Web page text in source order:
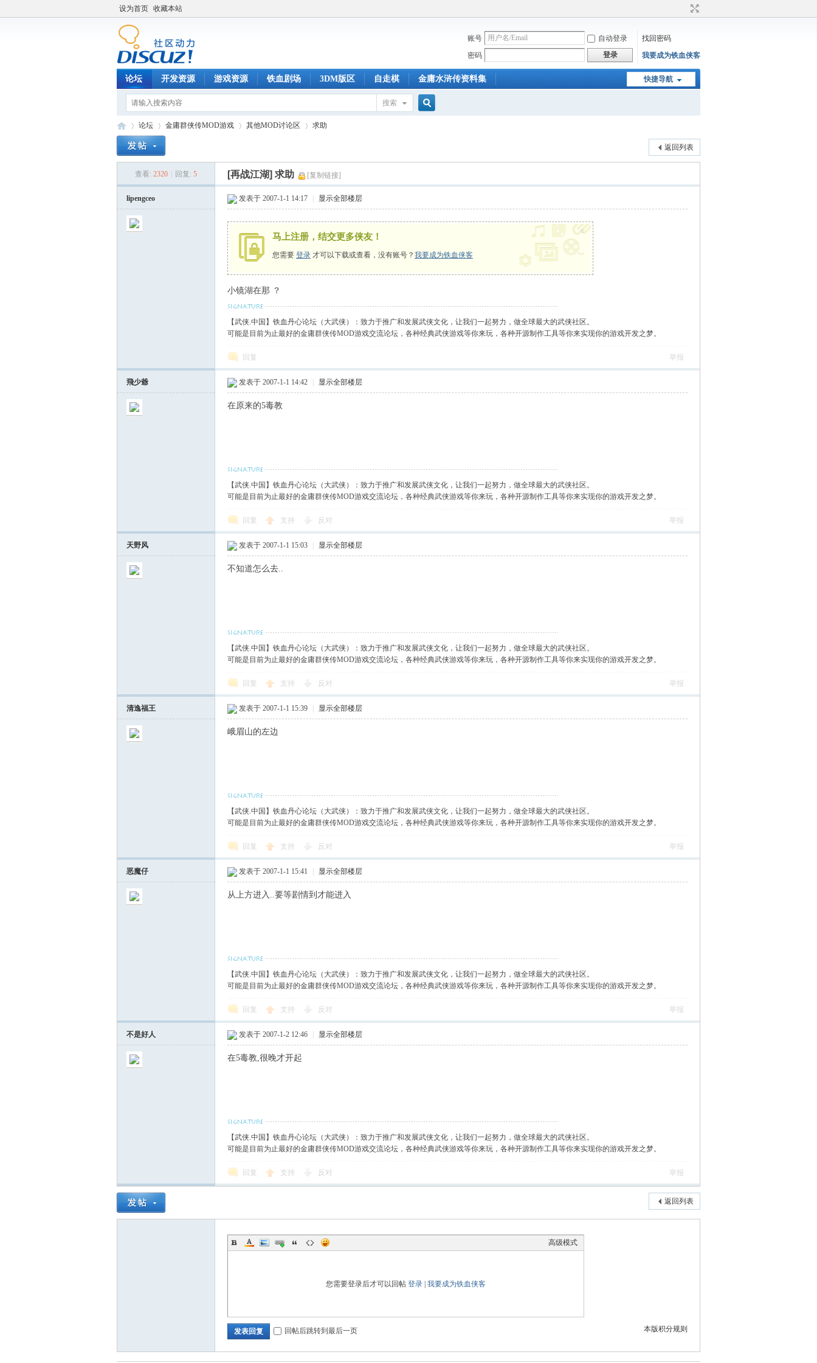
设为首页 收藏本站
账号 自动登录
找回密码
密码
登录 我要成为铁血侠客
快捷导航
论坛 开发资源 游戏资源 铁血剧场 3DM版区 自走棋 金庸水浒传资料集
搜索
论坛
›
金庸群侠传MOD游戏
›
其他MOD讨论区
›
求助
返回列表
查看: 2320 回复: 5 [再战江湖] 求助 [复制链接]
lipengceo 发表于 2007-1-1 14:17 显示全部楼层
马上注册，结交更多侠友！
您需要 登录 才可以下载或查看，没有账号？ 我要成为铁血侠客
x
小镜湖在那 ？
【武侠.中国】铁血丹心论坛（大武侠）：致力于推广和发展武侠文化，让我们一起努力，做全球最大的武侠社区。
可能是目前为止最好的金庸群侠传MOD游戏交流论坛，各种经典武侠游戏等你来玩，各种开源制作工具等你来实现你的游戏开发之梦。
回复 举报
飛少爺 发表于 2007-1-1 14:42 显示全部楼层
在原来的5毒教
【武侠.中国】铁血丹心论坛（大武侠）：致力于推广和发展武侠文化，让我们一起努力，做全球最大的武侠社区。
可能是目前为止最好的金庸群侠传MOD游戏交流论坛，各种经典武侠游戏等你来玩，各种开源制作工具等你来实现你的游戏开发之梦。
回复 支持 反对 举报
天野风 发表于 2007-1-1 15:03 显示全部楼层
不知道怎么去..
【武侠.中国】铁血丹心论坛（大武侠）：致力于推广和发展武侠文化，让我们一起努力，做全球最大的武侠社区。
可能是目前为止最好的金庸群侠传MOD游戏交流论坛，各种经典武侠游戏等你来玩，各种开源制作工具等你来实现你的游戏开发之梦。
回复 支持 反对 举报
清逸福王 发表于 2007-1-1 15:39 显示全部楼层
峨眉山的左边
【武侠.中国】铁血丹心论坛（大武侠）：致力于推广和发展武侠文化，让我们一起努力，做全球最大的武侠社区。
可能是目前为止最好的金庸群侠传MOD游戏交流论坛，各种经典武侠游戏等你来玩，各种开源制作工具等你来实现你的游戏开发之梦。
回复 支持 反对 举报
恶魔仔 发表于 2007-1-1 15:41 显示全部楼层
从上方进入..要等剧情到才能进入
【武侠.中国】铁血丹心论坛（大武侠）：致力于推广和发展武侠文化，让我们一起努力，做全球最大的武侠社区。
可能是目前为止最好的金庸群侠传MOD游戏交流论坛，各种经典武侠游戏等你来玩，各种开源制作工具等你来实现你的游戏开发之梦。
回复 支持 反对 举报
不是好人 发表于 2007-1-2 12:46 显示全部楼层
在5毒教,很晚才开起
【武侠.中国】铁血丹心论坛（大武侠）：致力于推广和发展武侠文化，让我们一起努力，做全球最大的武侠社区。
可能是目前为止最好的金庸群侠传MOD游戏交流论坛，各种经典武侠游戏等你来玩，各种开源制作工具等你来实现你的游戏开发之梦。
回复 支持 反对 举报
返回列表
高级模式
您需要登录后才可以回帖 登录 我要成为铁血侠客
本版积分规则
发表回复 回帖后跳转到最后一页